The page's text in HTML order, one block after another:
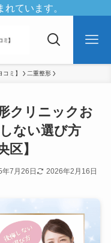
ています。
ミ】 二重整形
クリニックお
ない選び方
区】
年7月26日 2026年2月16日